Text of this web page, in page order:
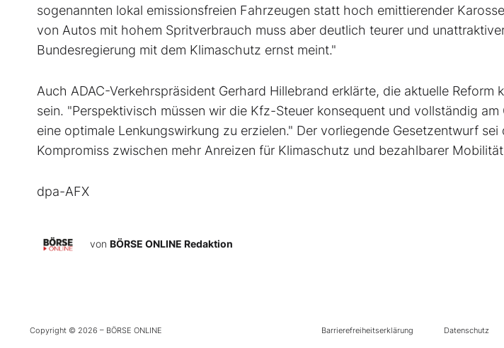
sogenannten lokal emissionsfreien Fahrzeugen statt hoch emittierender
von Autos mit hohem Spritverbrauch muss aber deutlich teurer und
Bundesregierung mit dem Klimaschutz ernst meint."
Auch ADAC-Verkehrspräsident Gerhard Hillebrand erklärte, die aktuelle Reform
sein. "Perspektivisch müssen wir die Kfz-Steuer konsequent und vollständig
eine optimale Lenkungswirkung zu erzielen." Der vorliegende Gesetzentwurf
Kompromiss zwischen mehr Anreizen für Klimaschutz und bezahlbarer
dpa-AFX
von BÖRSE ONLINE Redaktion
Copyright © 2026 – BÖRSE ONLINE Barrierefreiheitserklärung Datenschutz